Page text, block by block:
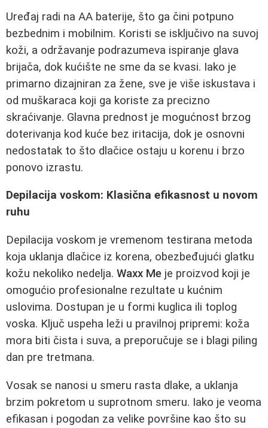
Uređaj radi na AA baterije, što ga čini potpuno
bezbednim i mobilnim. Koristi se isključivo na suvoj
koži, a održavanje podrazumeva ispiranje glava
brijača, dok kućište ne sme da se kvasi. Iako je
primarno dizajniran za žene, sve je više iskustava i
od muškaraca koji ga koriste za precizno
skraćivanje. Glavna prednost je mogućnost brzog
doterivanja kod kuće bez iritacija, dok je osnovni
nedostatak to što dlačice ostaju u korenu i brzo
ponovo izrastu.
Depilacija voskom: Klasična efikasnost u novom
ruhu
Depilacija voskom je vremenom testirana metoda
koja uklanja dlačice iz korena, obezbeđujući glatku
kožu nekoliko nedelja. Waxx Me je proizvod koji je
omogućio profesionalne rezultate u kućnim
uslovima. Dostupan je u formi kuglica ili toplog
voska. Ključ uspeha leži u pravilnoj pripremi: koža
mora biti čista i suva, a preporučuje se i blagi piling
dan pre tretmana.
Vosak se nanosi u smeru rasta dlake, a uklanja
brzim pokretom u suprotnom smeru. Iako je veoma
efikasan i pogodan za velike površine kao što su